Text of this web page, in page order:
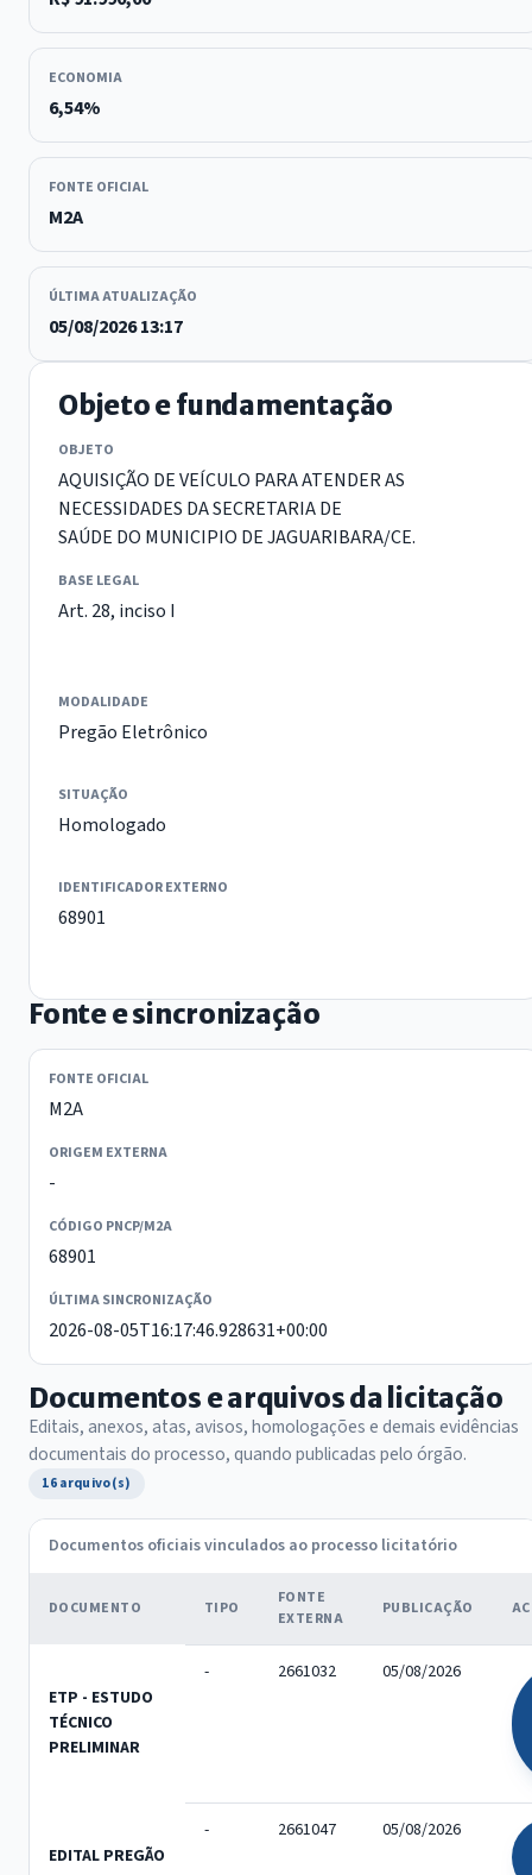
ECONOMIA
6,54%
FONTE OFICIAL
M2A
ÚLTIMA ATUALIZAÇÃO
05/08/2026 13:17
Objeto e fundamentação
OBJETO
AQUISIÇÃO DE VEÍCULO PARA ATENDER AS
NECESSIDADES DA SECRETARIA DE
SAÚDE DO MUNICIPIO DE JAGUARIBARA/CE.
BASE LEGAL
Art. 28, inciso I
MODALIDADE
Pregão Eletrônico
SITUAÇÃO
Homologado
IDENTIFICADOR EXTERNO
68901
Fonte e sincronização
FONTE OFICIAL
M2A
ORIGEM EXTERNA
-
CÓDIGO PNCP/M2A
68901
ÚLTIMA SINCRONIZAÇÃO
2026-08-05T16:17:46.928631+00:00
Documentos e arquivos da licitação
Editais, anexos, atas, avisos, homologações e demais evidências
documentais do processo, quando publicadas pelo órgão.
16 arquivo(s)
Documentos oficiais vinculados ao processo licitatório
DOCUMENTO TIPO
FONTE
EXTERNA
PUBLICAÇÃO
ETP - ESTUDO
TÉCNICO
PRELIMINAR
- 2661032 05/08/2026
EDITAL PREGÃO
- 2661047 05/08/2026